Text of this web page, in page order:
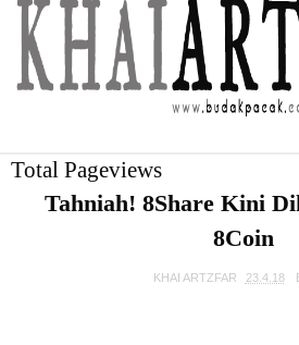
Total Pageviews
Tahniah! 8Share Kini
8Coin
KHAI ARTZFAR 23.4.18